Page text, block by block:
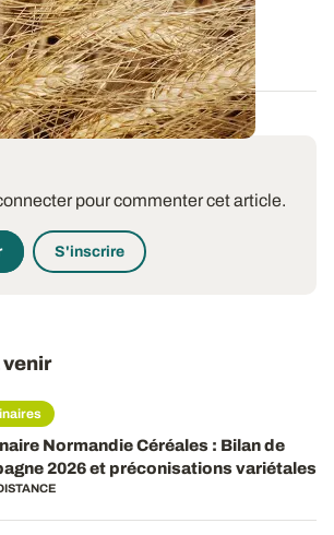
l...
pour commenter cet article.
S'inscrire
venir
Normandie Céréales : Bilan de
2026 et préconisations variétales